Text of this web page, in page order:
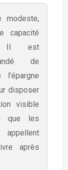
modeste,
capacité
Il est
de
disposer
visible
que les
appellent
après